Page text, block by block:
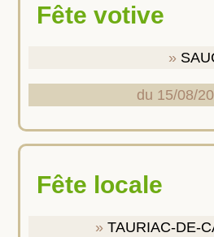
Fête votive
du 15/08/
Fête locale
TAURIAC-DE-